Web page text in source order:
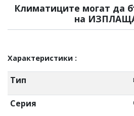
Климатиците могат да
на
Характеристики :
Тип
Серия